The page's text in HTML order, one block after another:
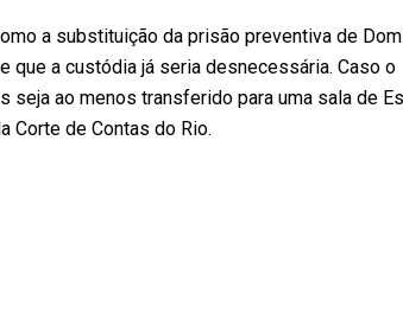
a substituição da prisão preventiva de
que a custódia já seria desnecessária. Caso o
seja ao menos transferido para uma sala de
Corte de Contas do Rio.